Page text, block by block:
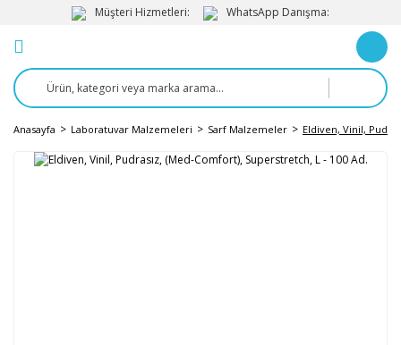
Müşteri Hizmetleri: WhatsApp Danışma:
Anasayfa Laboratuvar Malzemeleri Sarf Malzemeler Eldiven, Vinil,